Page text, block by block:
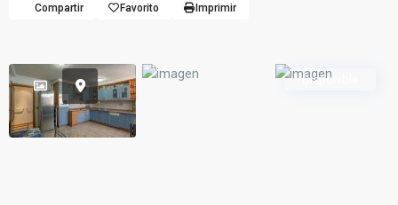
Compartir Favorito Imprimir
Disponible